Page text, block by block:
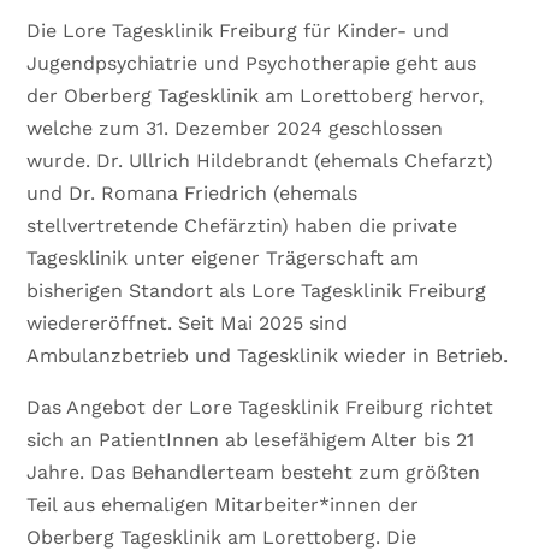
Die Lore Tagesklinik Freiburg für Kinder- und
Jugendpsychiatrie und Psychotherapie geht aus
der Oberberg Tagesklinik am Lorettoberg hervor,
welche zum 31. Dezember 2024 geschlossen
wurde. Dr. Ullrich Hildebrandt (ehemals Chefarzt)
und Dr. Romana Friedrich (ehemals
stellvertretende Chefärztin) haben die private
Tagesklinik unter eigener Trägerschaft am
bisherigen Standort als Lore Tagesklinik Freiburg
wiedereröffnet. Seit Mai 2025 sind
Ambulanzbetrieb und Tagesklinik wieder in Betrieb.
Das Angebot der Lore Tagesklinik Freiburg richtet
sich an PatientInnen ab lesefähigem Alter bis 21
Jahre. Das Behandlerteam besteht zum größten
Teil aus ehemaligen Mitarbeiter*innen der
Oberberg Tagesklinik am Lorettoberg. Die